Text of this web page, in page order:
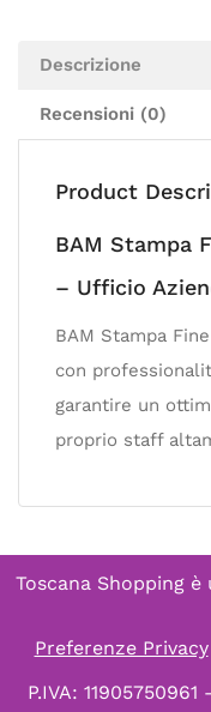
Descrizione
Recensioni (0)
Product
BAM Stampa
– Ufficio
BAM Stampa
con
garantire un
proprio staff
Toscana Shopping è
Preferenze Privacy
P.IVA: